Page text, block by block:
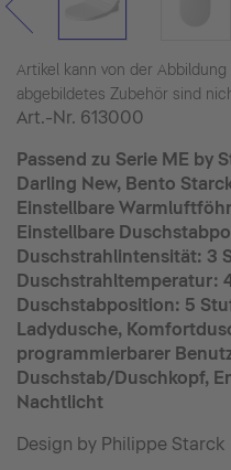
Artikel kann von der
abgebildetes Zubehör sind
Art.-Nr. 613000
Passend zu Serie ME by
Darling New, Bento
Einstellbare
Einstellbare
Duschstrahlintensität: 3
Duschstrahltemperatur:
Duschstabposition: 5
Ladydusche,
programmierbarer
Duschstab/Duschkopf,
Nachtlicht
Design by Philippe Starck